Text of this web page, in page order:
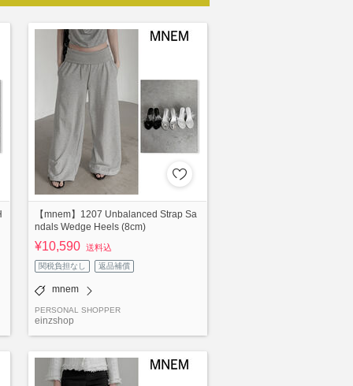
【mnem】1207 Unbalanced Strap Sa
ndals Wedge Heels (8cm)
¥10,590 送料込
関税負担なし 返品補償
mnem
PERSONAL SHOPPER
einzshop